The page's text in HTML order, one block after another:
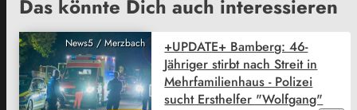
Das könnte Dich auch interessieren
News5 / Merzbach
+UPDATE+ Bamberg: 46-
Jähriger stirbt nach Streit in
Mehrfamilienhaus - Polizei
sucht Ersthelfer "Wolfgang"